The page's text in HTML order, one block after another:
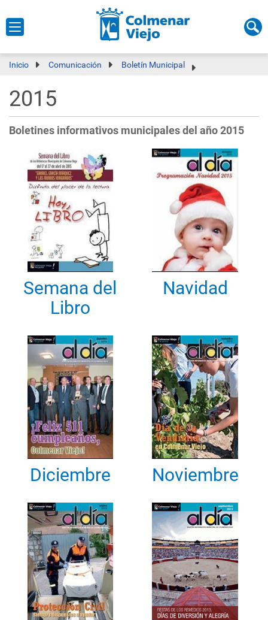
Inicio Comunicación Boletín Municipal
2015
Boletines informativos municipales del año 2015
Semana del
Libro
Navidad
Diciembre Noviembre